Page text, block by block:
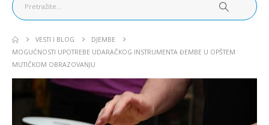
VESTI I BLOG
DJEMBE
MOGUĆNOSTI UPOTREBE UDARAČKOG INSTRUMENTA ĐEMBE U OPŠTEM
MUTIČKOM OBRAZOVANJU